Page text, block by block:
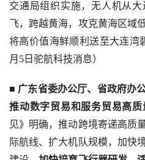
交通局组织实施，无人机从
飞，跨越黄海，攻克黄海区域
将高价值海鲜顺利送至大连湾
月5日驼航科技消息）
■ 广东省委办公厅、省政府办
推动数字贸易和服务贸易高质
见》明确，推动跨境寄递高质
际航线、扩大机队规模，加快